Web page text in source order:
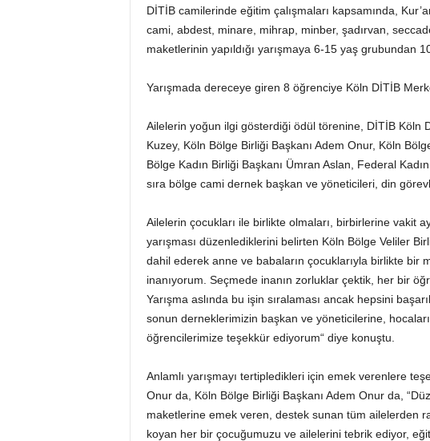
DİTİB camilerinde eğitim çalışmaları kapsamında,
cami, abdest, minare, mihrap, minber, şadırvan,
maketlerinin yapıldığı yarışmaya 6-15 yaş grubundan
Yarışmada dereceye giren 8 öğrenciye Köln DİTİB
Ailelerin yoğun ilgi gösterdiği ödül törenine, DİTİB Köln
Kuzey, Köln Bölge Birliği Başkanı Adem Onur, Köln
Bölge Kadın Birliği Başkanı Ümran Aslan, Federal
sıra bölge cami dernek başkan ve yöneticileri, din
Ailelerin çocukları ile birlikte olmaları, birbirlerine vakit
yarışması düzenlediklerini belirten Köln Bölge Veliler
dahil ederek anne ve babaların çocuklarıyla birlikte bir
inanıyorum. Seçmede inanın zorluklar çektik, her bir
Yarışma aslında bu işin sıralaması ancak hepsini
sonun derneklerimizin başkan ve yöneticilerine,
öğrencilerimize teşekkür ediyorum“ diye konuştu.
Anlamlı yarışmayı tertipledikleri için emek verenlere
Onur da, Köln Bölge Birliği Başkanı Adem Onur da,
maketlerine emek veren, destek sunan tüm ailelerden
koyan her bir çocuğumuzu ve ailelerini tebrik ediyor,